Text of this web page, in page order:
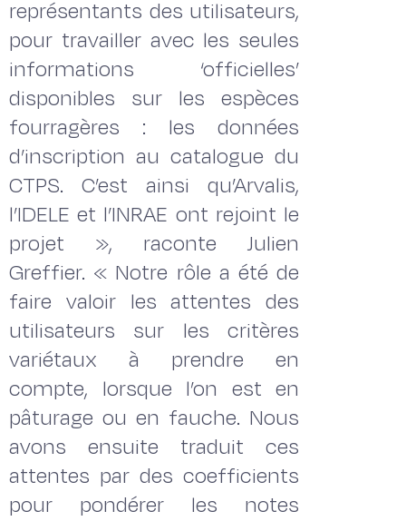
représentants des utilisateurs,
pour travailler avec les seules
informations ‘officielles’
disponibles sur les espèces
fourragères : les données
d’inscription au catalogue du
CTPS. C’est ainsi qu’Arvalis,
l’IDELE et l’INRAE ont rejoint le
projet », raconte Julien
Greffier. « Notre rôle a été de
faire valoir les attentes des
utilisateurs sur les critères
variétaux à prendre en
compte, lorsque l’on est en
pâturage ou en fauche. Nous
avons ensuite traduit ces
attentes par des coefficients
pour pondérer les notes